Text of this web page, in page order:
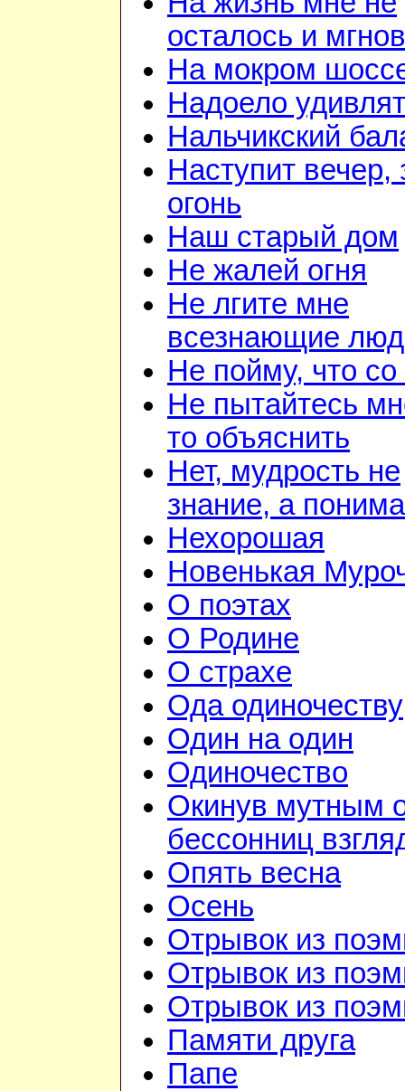
осталось и
На мокром
Надоело
Нальчикский
Наступит вечер,
огонь
Наш старый дом
Не жалей огня
Не лгите мне
всезнающие
Не пойму, что
Не пытайтесь
то объяснить
Нет, мудрость не
знание, а
Нехорошая
Новенькая
О поэтах
О Родине
О страхе
Ода одиночеству
Один на один
Одиночество
Окинув мутным
бессонниц
Опять весна
Осень
Отрывок из
Отрывок из
Отрывок из
Памяти друга
Папе